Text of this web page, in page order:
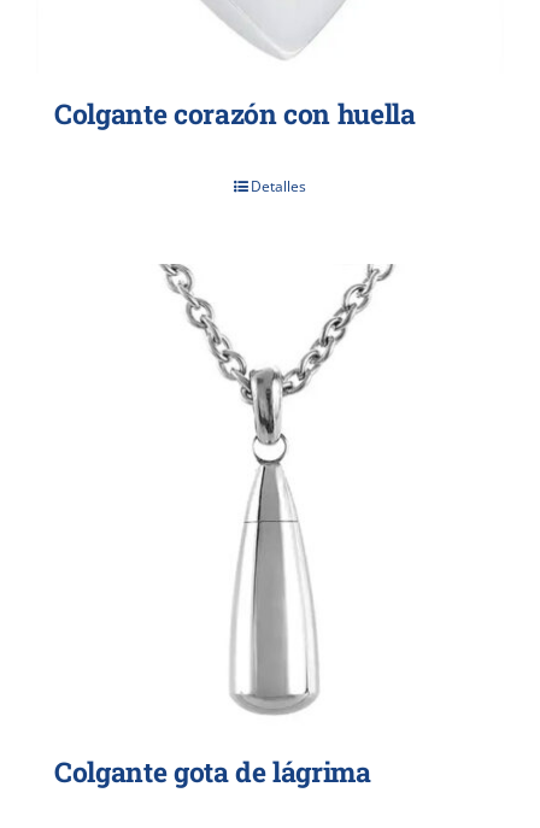
Colgante corazón con huella
Detalles
Colgante gota de lágrima